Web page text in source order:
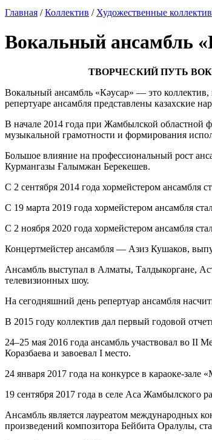
Главная /Коллектив / Художественные
Вокальный ансамбль
ТВОРЧЕСКИЙ ПУТЬ
Вокальный ансамбль «Кәусар» — это
репертуаре ансамбля представлены казахские
В начале 2014 года при Жамбылской областной
музыкальной грамотности и формирования
Большое влияние на профессиональный рост
Курмангазы Ғалымжан Берекешев.
С 2 сентября 2014 года хормейстером
С 19 марта 2019 года хормейстером ансамбля
С 2 ноября 2020 года хормейстером ансамбля
Концертмейстер ансамбля — Азиз Кушаков,
Ансамбль выступал в Алматы, Талдыкоргане,
телевизионных шоу.
На сегодняшний день репертуар ансамбля
В 2015 году коллектив дал первый годовой
24–25 мая 2016 года ансамбль участвовал во II
Коразбаева и завоевал I место.
24 января 2017 года на конкурсе в караоке-зале
19 сентября 2017 года в селе Аса Жамбылского
Ансамбль является лауреатом международных
произведений композитора Бейбита Оралулы,